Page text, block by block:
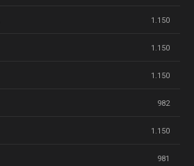
1.150
1.150
1.150
982
1.150
981